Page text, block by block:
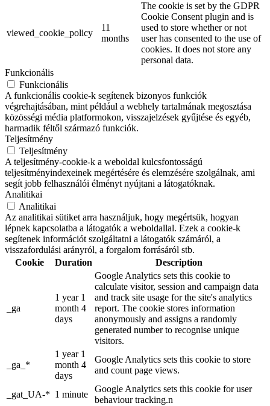
viewed_cookie_policy
11
months
The cookie is set by the GDPR
Cookie Consent plugin and is
used to store whether or not
user has consented to the use of
cookies. It does not store any
personal data.
Funkcionális
Funkcionális
A funkcionális cookie-k segítenek bizonyos funkciók
végrehajtásában, mint például a webhely tartalmának megosztása
közösségi média platformokon, visszajelzések gyűjtése és egyéb,
harmadik féltől származó funkciók.
Teljesítmény
Teljesítmény
A teljesítmény-cookie-k a weboldal kulcsfontosságú
teljesítményindexeinek megértésére és elemzésére szolgálnak, ami
segít jobb felhasználói élményt nyújtani a látogatóknak.
Analitikai
Analitikai
Az analitikai sütiket arra használjuk, hogy megértsük, hogyan
lépnek kapcsolatba a látogatók a weboldallal. Ezek a cookie-k
segítenek információt szolgáltatni a látogatók számáról, a
visszafordulási arányról, a forgalom forrásáról stb.
Cookie
Duration Description
_ga
1 year 1
month 4
days
Google Analytics sets this cookie to
calculate visitor, session and campaign data
and track site usage for the site's analytics
report. The cookie stores information
anonymously and assigns a randomly
generated number to recognise unique
visitors.
_ga_*
1 year 1
month 4
days
Google Analytics sets this cookie to store
and count page views.
_gat_UA-* 1 minute
Google Analytics sets this cookie for user
behaviour tracking.n